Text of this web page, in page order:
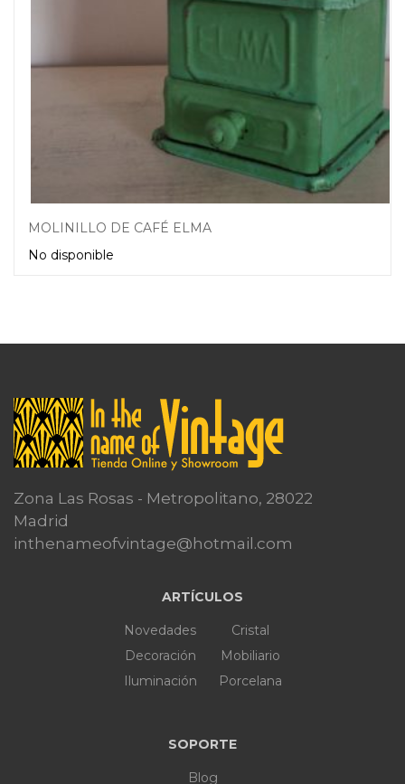
MOLINILLO DE CAFÉ ELMA
No disponible
Zona Las Rosas - Metropolitano, 28022
Madrid
inthenameofvintage@hotmail.com
ARTÍCULOS
Novedades
Decoración
Iluminación
Cristal
Mobiliario
Porcelana
SOPORTE
Blog